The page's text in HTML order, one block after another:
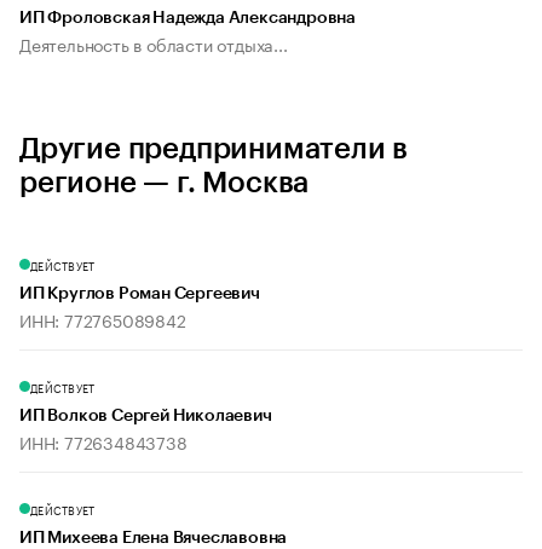
ИП Фроловская Надежда Александровна
Деятельность в области отдыха...
Другие предприниматели в
регионе — г. Москва
ДЕЙСТВУЕТ
ИП Круглов Роман Сергеевич
ИНН: 772765089842
ДЕЙСТВУЕТ
ИП Волков Сергей Николаевич
ИНН: 772634843738
ДЕЙСТВУЕТ
ИП Михеева Елена Вячеславовна